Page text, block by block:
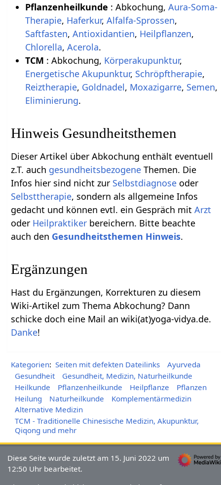
Pflanzenheilkunde : Abkochung, Aura-Soma-
Therapie, Haferkur, Alfalfa-Sprossen,
Saftfasten, Antioxidantien, Heilpflanzen,
Chlorella, Acerola.
TCM : Abkochung, Körperakupunktur,
Energetische Akupunktur, Schröpftherapie,
Reiztherapie, Goldnadel, Moxazigarre, Semen,
Eliminierung.
Hinweis Gesundheitsthemen
Dieser Artikel über Abkochung enthält eventuell
z.T. auch gesundheitsbezogene Themen. Die
Infos hier sind nicht zur Selbstdiagnose oder
Selbsttherapie, sondern als allgemeine Infos
gedacht und können evtl. ein Gespräch mitArzt
oder Heilpraktiker bereichern. Bitte beachte
auch den Gesundheitsthemen Hinweis.
Ergänzungen
Hast du Ergänzungen, Korrekturen zu diesem
Wiki-Artikel zum Thema Abkochung? Dann
schicke doch eine Mail an wiki(at)yoga-vidya.de.
Danke!
Kategorien: Seiten mit defekten Dateilinks
Ayurveda
Gesundheit
Gesundheit, Medizin, Naturheilkunde
Heilkunde
Pflanzenheilkunde Heilpflanze
Pflanzen
Heilung
Naturheilkunde
Komplementärmedizin
Alternative Medizin
TCM - Traditionelle Chinesische Medizin, Akupunktur,
Qiqong und mehr
Diese Seite wurde zuletzt am 15. Juni 2022 um
12:50 Uhr bearbeitet.